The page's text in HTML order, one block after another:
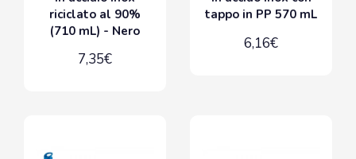
riciclato al 90%
(710 mL) - Nero
7,35€
tappo in PP 570 mL
6,16€